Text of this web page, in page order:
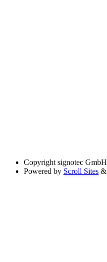
Copyright signotec GmbH
Powered by Scroll Sites &